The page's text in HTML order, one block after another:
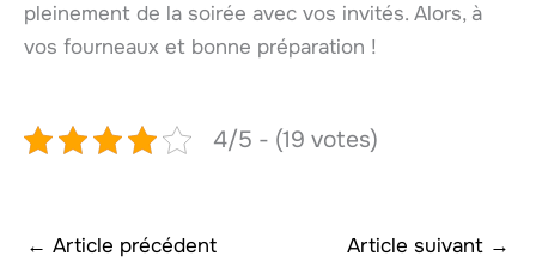
pleinement de la soirée avec vos invités. Alors, à
vos fourneaux et bonne préparation !
4/5 - (19 votes)
← Article précédent Article suivant →